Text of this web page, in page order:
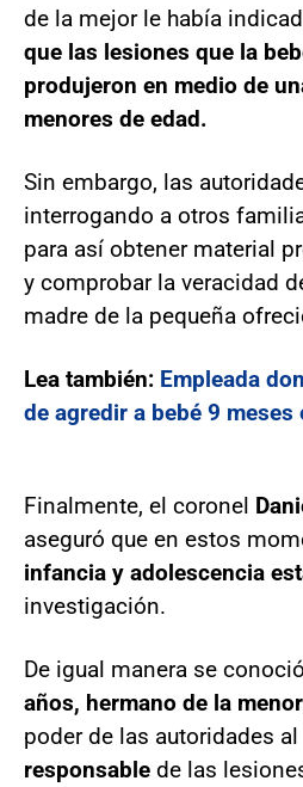
de la mejor le había
que las lesiones que la
produjeron en medio de
menores de edad.
Sin embargo, las
interrogando a otros
para así obtener material
y comprobar la veracidad
madre de la pequeña
Lea también: Empleada
de agredir a bebé 9
Finalmente, el coronel
aseguró que en estos
infancia y adolescencia
investigación.
De igual manera se
años, hermano de la menor
poder de las autoridades al
responsable de las